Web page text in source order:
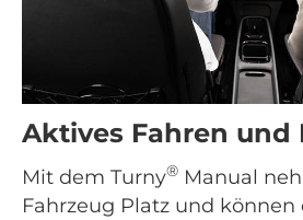
Aktives Fahren und
Mit dem Turny® Manual
Fahrzeug Platz und